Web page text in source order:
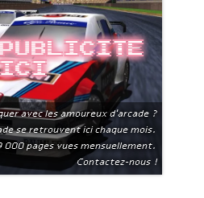
avec les amoureux d'arcade ?
se retrouvent ici chaque mois.
000 pages vues mensuellement.
Contactez-nous !